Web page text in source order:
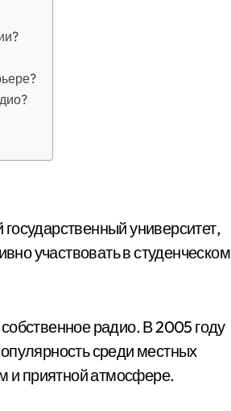
университет,
участвовать в студенческом
радио. В 2005 году
среди местных
и приятной атмосфере.